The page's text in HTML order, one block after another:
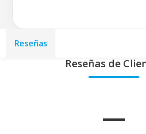
Reseñas
Reseñas de
—